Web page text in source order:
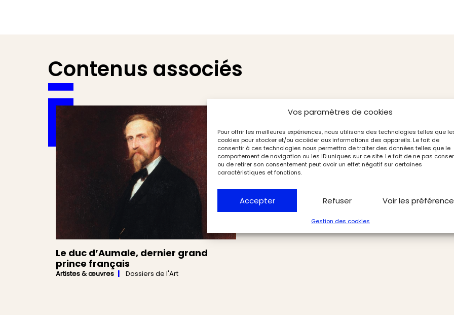
Vos paramètres de cookies
Pour offrir les meilleures expériences, nous utilisons des technologies telles que
cookies pour stocker et/ou accéder aux informations des appareils. Le fait de
consentir à ces technologies nous permettra de traiter des données telles que le
comportement de navigation ou les ID uniques sur ce site. Le fait de ne pas
ou de retirer son consentement peut avoir un effet négatif sur certaines
caractéristiques et fonctions.
Accepter Refuser Voir les
Gestion des cookies
Contenus associés
Le duc d’Aumale, dernier grand
prince français
Artistes & œuvres Dossiers de l'Art